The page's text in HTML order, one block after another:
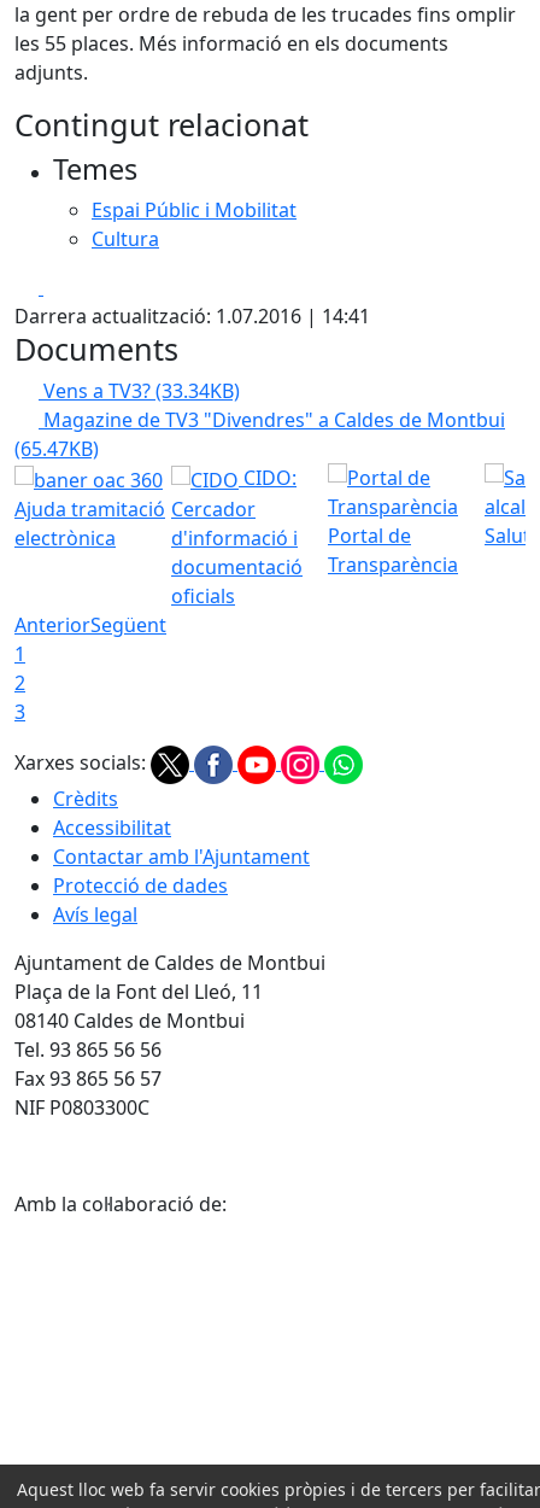
la gent per ordre de rebuda de les trucades fins omplir
les 55 places. Més informació en els documents
adjunts.
Contingut relacionat
Temes
Espai Públic i Mobilitat
Cultura
Darrera actualització: 1.07.2016 | 14:41
Documents
Vens a TV3?(33.34KB)
Magazine de TV3 "Divendres" a Caldes de Montbui
(65.47KB)
Ajuda tramitació
electrònica
CIDO:
Cercador
d'informació i
documentació
oficials
Portal de
Transparència
AnteriorSegüent
1
2
3
Xarxes socials:
Crèdits
Accessibilitat
Contactar amb l'Ajuntament
Protecció de dades
Avís legal
Ajuntament de Caldes de Montbui
Plaça de la Font del Lleó, 11
08140 Caldes de Montbui
Tel. 93 865 56 56
Fax 93 865 56 57
NIF P0803300C
Amb la col·laboració de:
Aquest lloc web fa servir cookies pròpies i de tercers per